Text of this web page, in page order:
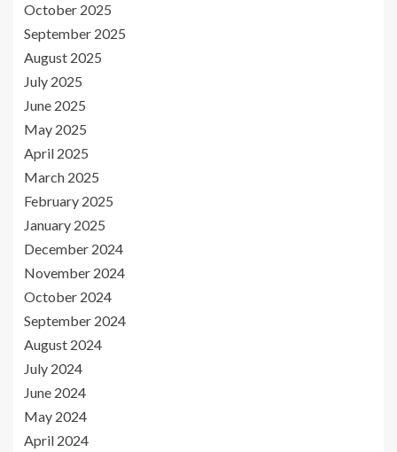
October 2025
September 2025
August 2025
July 2025
June 2025
May 2025
April 2025
March 2025
February 2025
January 2025
December 2024
November 2024
October 2024
September 2024
August 2024
July 2024
June 2024
May 2024
April 2024